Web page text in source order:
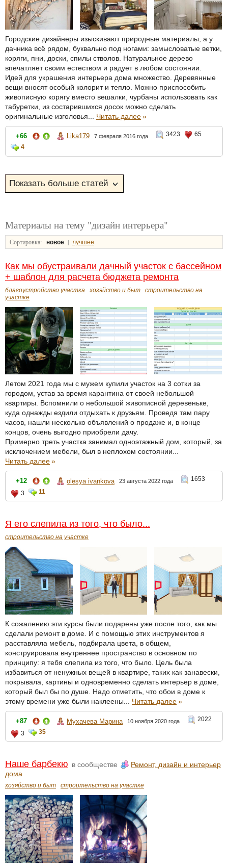
Городские дизайнеры изыскивают природные материалы, а у
дачника всё рядом, буквально под ногами: замысловатые ветки,
коряги, пни, доски, спилы стволов. Натуральное дерево
впечатляет своим естеством и радует в любом состоянии.
Идей для украшения интерьера дома множество. Деревянные
вещи вносят особый колорит и тепло. Можно приспособить
живописную корягу вместо вешалки, чурбаны использовать как
табуретки, из состарившихся досок можно сделать
оригинальные изголовья... Читать далее»
+66 Lika179 7 февраля 2016 года 3423
65
4
Материалы на тему "дизайн интерьера"
Сортировка: новое | лучшее
Как мы обустраивали дачный участок с бассейном
+ шаблон для расчета бюджета ремонта
благоустройство участка хозяйство и быт
строительство на
участке
Летом 2021 года мы с мужем купили участок на 3 сотки за
городом, устав за время карантина от своей небольшой
квартиры. Вспомнили о небольшой живописной деревеньке,
куда однажды ездили отдыхать к друзьям. Проведя там пару
часов, нашли несколько объявлений о продаже и, в конце
концов, очень выгодно приобрели дачу.
Примерно треть участка занимал одноэтажный дом, который, за
исключением мебели, был в неплохом состоянии...
Читать далее»
+12 olesya ivankova 23 августа 2022 года
1653
3
11
Я его слепила из того, что было...
строительство на участке
К сожалению эти курсы были подарены уже после того, как мы
сделали ремонт в доме. И с помощью этих инструментов я
расставляла мебель, подбирала цвета, в общем,
конструировала внутреннее пространство в основном по
принципу: я тебя слепила из того, что было. Цель была
избавиться от ненужных вещей в квартире, таких как занавески,
покрывала, картины и одновременно сделать интерьер в доме,
который был бы по душе. Надо отметить, что обои в доме к
этому времени уже были наклеены... Читать далее»
+87 Мухачева Марина 10 ноября 2020 года
2022
3
35
Наше барбекю в сообществе
Ремонт, дизайн и интерьер
дома
хозяйство и быт строительство на участке